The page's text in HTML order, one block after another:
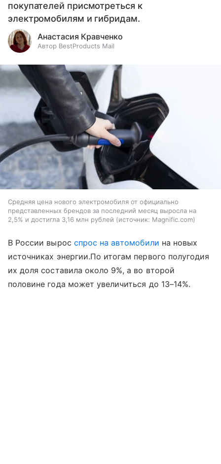
покупателей присмотреться к
электромобилям и гибридам.
Анастасия Кравченко
Автор BestProducts Mail
Средняя цена нового электромобиля от официально
представленных брендов за последний месяц выросла на
2,5% и достигла 3,16 млн рублей
источник: Magnific.com
В России вырос спрос на автомобили на новых
источниках энергии.По итогам первого полугодия
их доля составила около 9%, а во второй
половине года может увеличиться до 13–14%.